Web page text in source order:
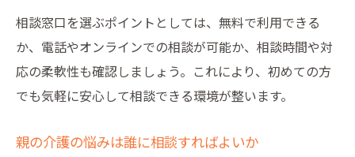
相談窓口を選ぶポイントとしては、無料で利用できる
か、電話やオンラインでの相談が可能か、相談時間や対
応の柔軟性も確認しましょう。これにより、初めての方
でも気軽に安心して相談できる環境が整います。
親の介護の悩みは誰に相談すればよいか